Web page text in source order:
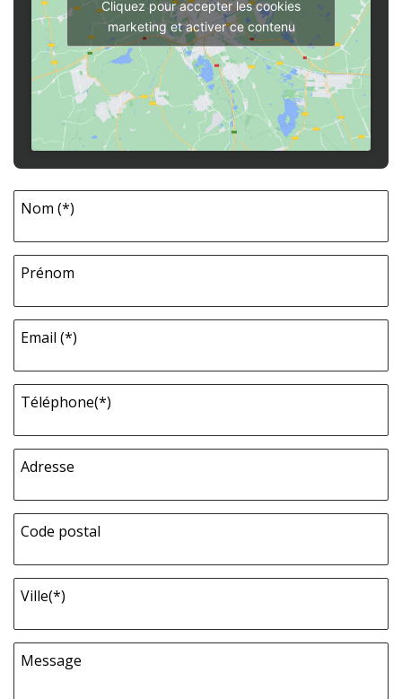
Cliquez pour accepter les cookies
marketing et activer ce contenu
Nom (*)
Prénom
Email (*)
Téléphone(*)
Adresse
Code postal
Ville(*)
Message